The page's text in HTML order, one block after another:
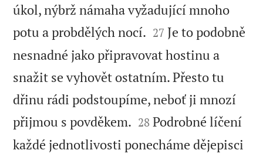
úkol, nýbrž námaha vyžadující mnoho
potu a probdělých nocí. 

27 Je to podobně
nesnadné jako připravovat hostinu a
snažit se vyhovět ostatním. Přesto tu
dřinu rádi podstoupíme, neboť ji mnozí
přijmou s povděkem. 

28 Podrobné líčení
každé jednotlivosti ponecháme dějepisci